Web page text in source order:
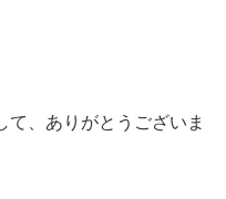
て、ありがとうございま